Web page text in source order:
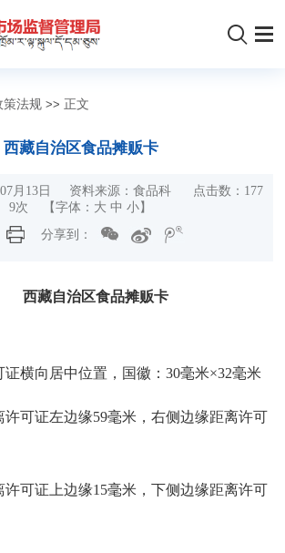
策法规 >> 正文
西藏自治区食品摊贩卡
07月13日 资料来源：食品科 点击数： 177
9次 【字体： 大 中 小 】
分享到：
西藏自治区食品摊贩卡
证横向居中位置，国徽：30毫米×32毫米
许可证左边缘59毫米，右侧边缘距离许可
许可证上边缘15毫米，下侧边缘距离许可